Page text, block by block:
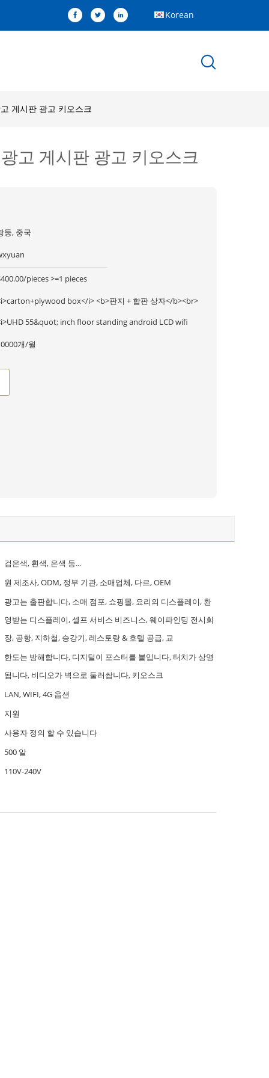
Korean
게시판 광고 키오스크
고 게시판 광고 키오스크
둥, 중국
pieces >=1 pieces
box</i> <b>판지 + 합판 상자</b><br>
55&quot; inch floor standing android LCD wifi
개/월
검은색, 흰색, 은색 등...
원 제조사, ODM, 정부 기관, 소매업체, 다르, OEM
광고는 출판합니다, 소매 점포, 쇼핑몰, 요리의 디스플레이, 환
영받는 디스플레이, 셀프 서비스 비즈니스, 웨이파인딩 전시회
장, 공항, 지하철, 승강기, 레스토랑 & 호텔 공급, 교
한도는 방해합니다, 디지털이 포스터를 붙입니다, 터치가 상영
됩니다, 비디오가 벽으로 둘러쌉니다, 키오스크
LAN, WIFI, 4G 옵션
지원
사용자 정의 할 수 있습니다
500 알
110V-240V